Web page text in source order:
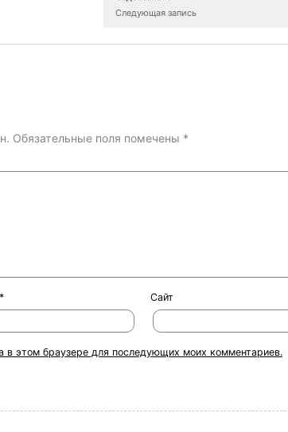
Следующая запись
Обязательные поля помечены *
* Сайт
в этом браузере для последующих моих комментариев.